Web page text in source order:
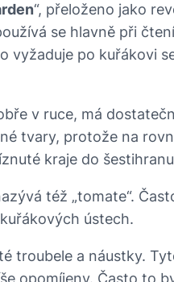
“, přeloženo jako
se hlavně při
po kuřákovi
v ruce, má
tvary, protože na
kraje do
též „tomate“.
ústech.
troubele a náustky.
opomíjeny. Často to